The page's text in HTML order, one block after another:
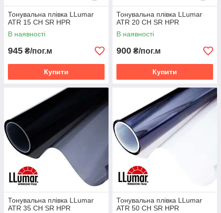
Тонувальна плівка LLumar
ATR 15 CH SR HPR
В наявності
945 ₴/пог.м
Купити
Тонувальна плівка LLumar
ATR 20 CH SR HPR
В наявності
900 ₴/пог.м
Купити
Тонувальна плівка LLumar
ATR 35 CH SR HPR
Тонувальна плівка LLumar
ATR 50 CH SR HPR